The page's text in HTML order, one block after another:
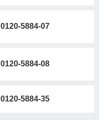
0120-5884-07
0120-5884-08
0120-5884-35